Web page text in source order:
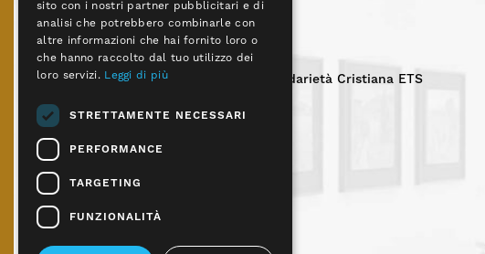
Fondazione Carpinetum di Solidarietà Cristiana ETS
30174 Mestre (VE)
Tutti i diritti riservati
sito con i nostri partner pubblicitari e di
analisi che potrebbero combinarle con
altre informazioni che hai fornito loro o
che hanno raccolto dal tuo utilizzo dei
loro servizi. Leggi di più
STRETTAMENTE NECESSARI
PERFORMANCE
TARGETING
FUNZIONALITÀ